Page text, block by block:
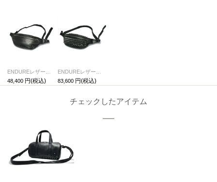
48,400
83,600
チェックしたアイテム